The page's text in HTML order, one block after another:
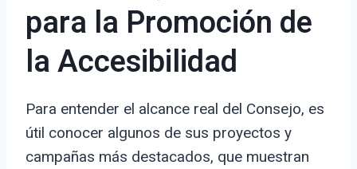
para la Promoción de
la Accesibilidad
Para entender el alcance real del Consejo, es
útil conocer algunos de sus proyectos y
campañas más destacados, que muestran